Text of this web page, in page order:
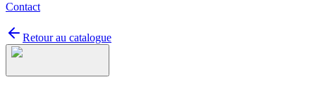
Contact
Retour au catalogue